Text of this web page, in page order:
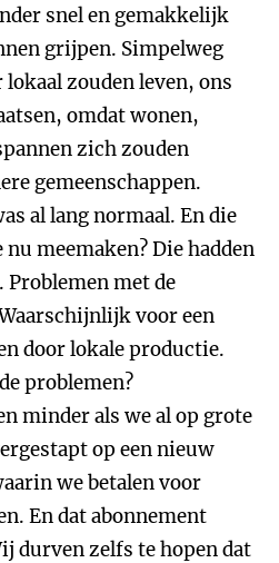
snel en gemakkelijk
grijpen. Simpelweg
zouden leven, ons
omdat wonen,
zich zouden
gemeenschappen.
al lang normaal. En die
meemaken? Die hadden
Problemen met de
voor een
door lokale productie.
problemen?
minder als we al op grote
op een nieuw
we betalen voor
En dat abonnement
durven zelfs te hopen dat